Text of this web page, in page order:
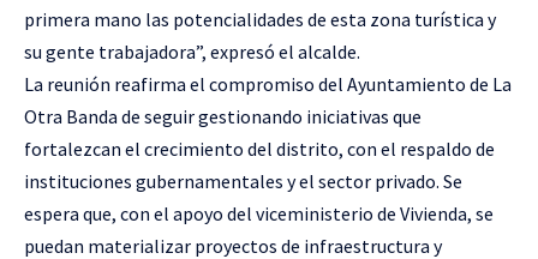
primera mano las potencialidades de esta zona turística y
su gente trabajadora”, expresó el alcalde.
La reunión reafirma el compromiso del Ayuntamiento de La
Otra Banda de seguir gestionando iniciativas que
fortalezcan el crecimiento del distrito, con el respaldo de
instituciones gubernamentales y el sector privado. Se
espera que, con el apoyo del viceministerio de Vivienda, se
puedan materializar proyectos de infraestructura y